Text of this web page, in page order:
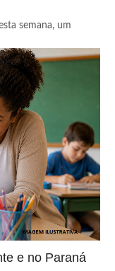
semana, um
e no Paraná